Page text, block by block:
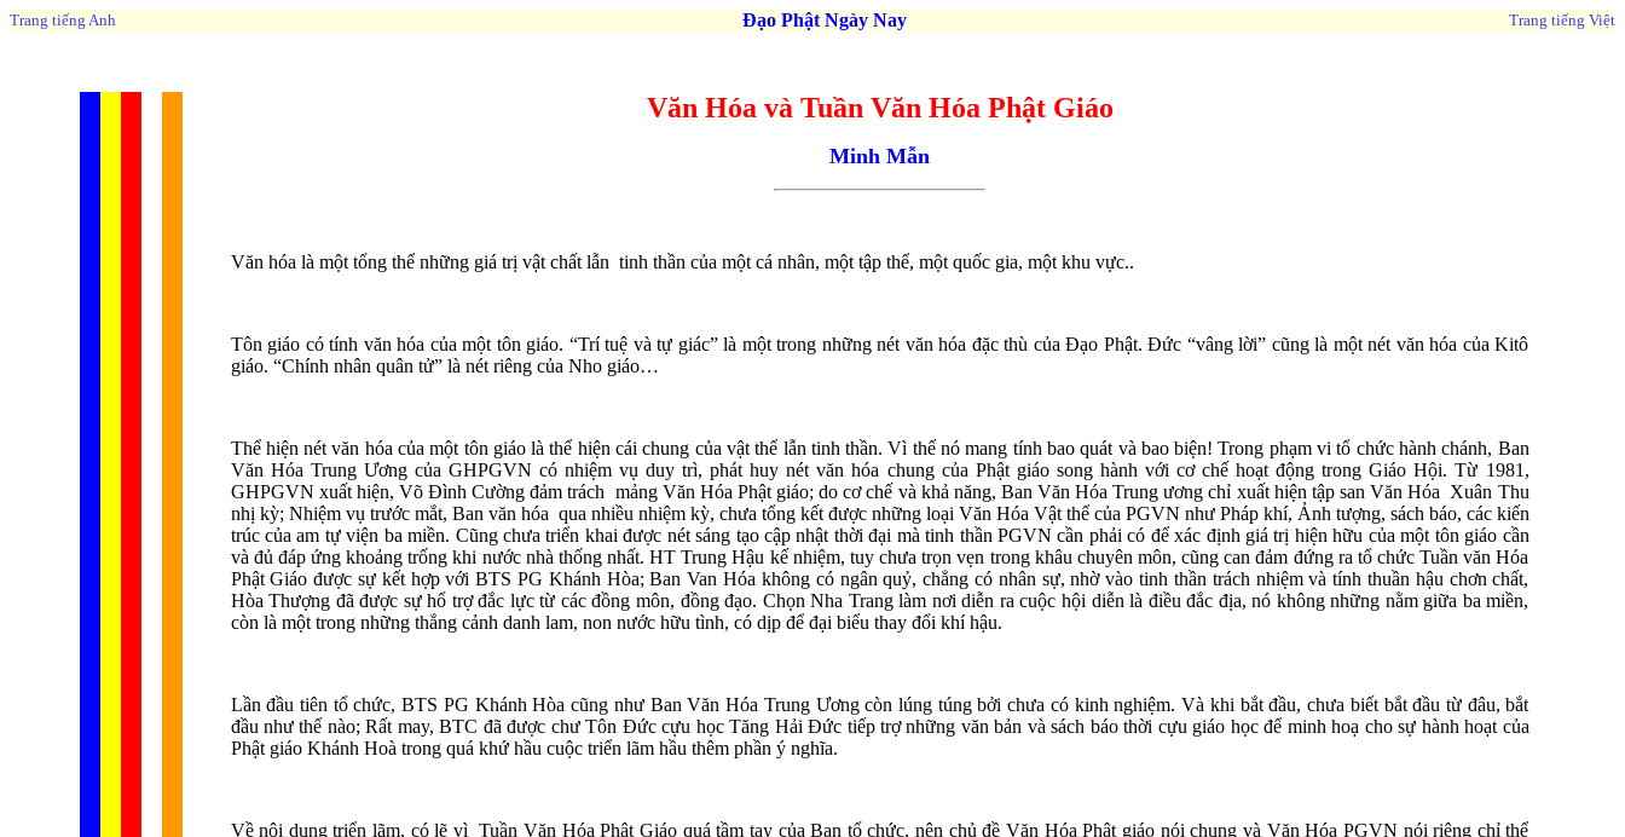
Trang tiếng Anh Đạo Phật Ngày Nay Trang tiếng Việt
Văn Hóa và Tuần Văn Hóa Phật Giáo
Minh Mẫn
Văn hóa là một tổng thể những giá trị vật chất lẫn tinh thần của một cá nhân, một tập thể, một quốc gia, một khu vực..
Tôn giáo có tính văn hóa của một tôn giáo. “Trí tuệ và tự giác” là một trong những nét văn hóa đặc thù của Đạo Phật. Đức “vâng lời” cũng là một nét văn hóa của Kitô
giáo. “Chính nhân quân tử” là nét riêng của Nho giáo…
Thể hiện nét văn hóa của một tôn giáo là thể hiện cái chung của vật thể lẫn tinh thần. Vì thế nó mang tính bao quát và bao biện! Trong phạm vi tổ chức hành chánh, Ban
Văn Hóa Trung Ương của GHPGVN có nhiệm vụ duy trì, phát huy nét văn hóa chung của Phật giáo song hành với cơ chế hoạt động trong Giáo Hội. Từ 1981,
GHPGVN xuất hiện, Võ Đình Cường đảm trách mảng Văn Hóa Phật giáo; do cơ chế và khả năng, Ban Văn Hóa Trung ương chỉ xuất hiện tập san Văn Hóa Xuân Thu
nhị kỳ; Nhiệm vụ trước mắt, Ban văn hóa qua nhiều nhiệm kỳ, chưa tổng kết được những loại Văn Hóa Vật thể của PGVN như Pháp khí, Ảnh tượng, sách báo, các kiến
trúc của am tự viện ba miền. Cũng chưa triển khai được nét sáng tạo cập nhật thời đại mà tinh thần PGVN cần phải có để xác định giá trị hiện hữu của một tôn giáo cần
và đủ đáp ứng khoảng trống khi nước nhà thống nhất. HT Trung Hậu kế nhiệm, tuy chưa trọn vẹn trong khâu chuyên môn, cũng can đảm đứng ra tổ chức Tuần văn Hóa
Phật Giáo được sự kết hợp với BTS PG Khánh Hòa; Ban Van Hóa không có ngân quỷ, chẳng có nhân sự, nhờ vào tinh thần trách nhiệm và tính thuần hậu chơn chất,
Hòa Thượng đã được sự hổ trợ đắc lực từ các đồng môn, đồng đạo. Chọn Nha Trang làm nơi diễn ra cuộc hội diễn là điều đắc địa, nó không những nằm giữa ba miền,
còn là một trong những thắng cảnh danh lam, non nước hữu tình, có dịp để đại biểu thay đổi khí hậu.
Lần đầu tiên tổ chức, BTS PG Khánh Hòa cũng như Ban Văn Hóa Trung Ương còn lúng túng bởi chưa có kinh nghiệm. Và khi bắt đầu, chưa biết bắt đầu từ đâu, bắt
đầu như thế nào; Rất may, BTC đã được chư Tôn Đức cựu học Tăng Hải Đức tiếp trợ những văn bản và sách báo thời cựu giáo học để minh hoạ cho sự hành hoạt của
Phật giáo Khánh Hoà trong quá khứ hầu cuộc triển lãm hầu thêm phần ý nghĩa.
Về nội dung triển lãm, có lẽ vì Tuần Văn Hóa Phật Giáo quá tầm tay của Ban tổ chức, nên chủ đề Văn Hóa Phật giáo nói chung và Văn Hóa PGVN nói riêng chỉ thể